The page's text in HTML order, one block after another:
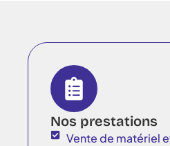
Nos prestations
Vente de matériel